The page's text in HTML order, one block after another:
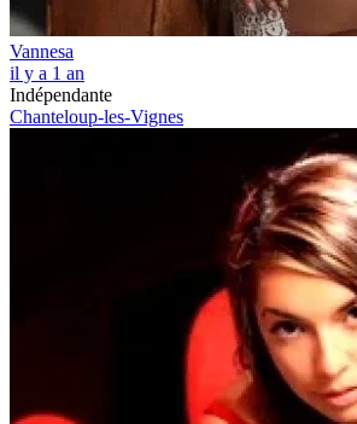
Vannesa
il y a 1 an
Indépendante
Chanteloup-les-Vignes